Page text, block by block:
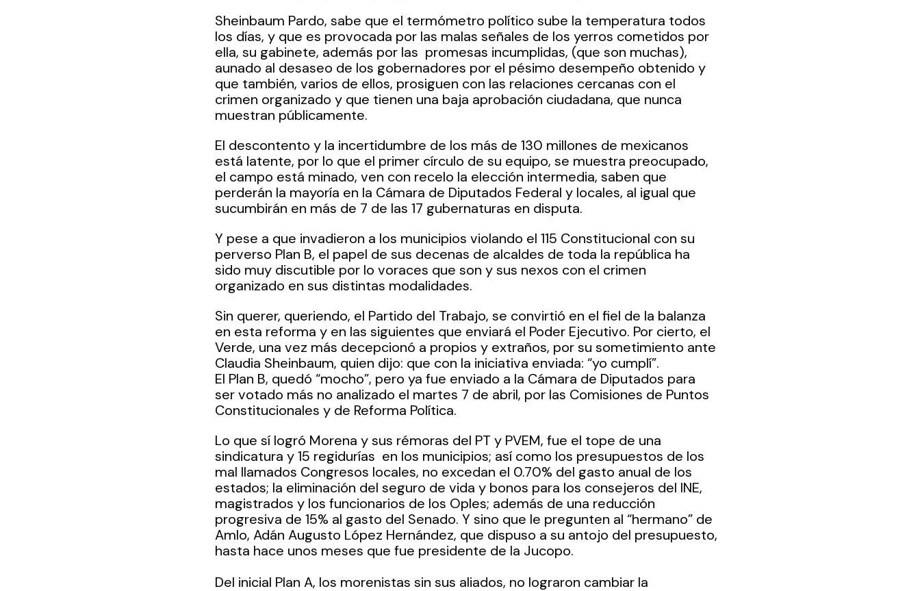
Sheinbaum Pardo, sabe que el termómetro político sube la temperatura todos
los días, y que es provocada por las malas señales de los yerros cometidos por
ella, su gabinete, además por las  promesas incumplidas, (que son muchas),
aunado al desaseo de los gobernadores por el pésimo desempeño obtenido y
que también, varios de ellos, prosiguen con las relaciones cercanas con el
crimen organizado y que tienen una baja aprobación ciudadana, que nunca
muestran públicamente.
El descontento y la incertidumbre de los más de 130 millones de mexicanos
está latente, por lo que el primer círculo de su equipo, se muestra preocupado,
el campo está minado, ven con recelo la elección intermedia, saben que
perderán la mayoría en la Cámara de Diputados Federal y locales, al igual que
sucumbirán en más de 7 de las 17 gubernaturas en disputa.
Y pese a que invadieron a los municipios violando el 115 Constitucional con su
perverso Plan B, el papel de sus decenas de alcaldes de toda la república ha
sido muy discutible por lo voraces que son y sus nexos con el crimen
organizado en sus distintas modalidades.
Sin querer, queriendo, el Partido del Trabajo, se convirtió en el fiel de la balanza
en esta reforma y en las siguientes que enviará el Poder Ejecutivo. Por cierto, el
Verde, una vez más decepcionó a propios y extraños, por su sometimiento ante
Claudia Sheinbaum, quien dijo: que con la iniciativa enviada: “yo cumplí”.
El Plan B, quedó “mocho”, pero ya fue enviado a la Cámara de Diputados para
ser votado más no analizado el martes 7 de abril, por las Comisiones de Puntos
Constitucionales y de Reforma Política.
Lo que sí logró Morena y sus rémoras del PT y PVEM, fue el tope de una
sindicatura y 15 regidurías  en los municipios; así como los presupuestos de los
mal llamados Congresos locales, no excedan el 0.70% del gasto anual de los
estados; la eliminación del seguro de vida y bonos para los consejeros del INE,
magistrados y los funcionarios de los Oples; además de una reducción
progresiva de 15% al gasto del Senado. Y sino que le pregunten al “hermano” de
Amlo, Adán Augusto López Hernández, que dispuso a su antojo del presupuesto,
hasta hace unos meses que fue presidente de la Jucopo.
Del inicial Plan A, los morenistas sin sus aliados, no lograron cambiar la